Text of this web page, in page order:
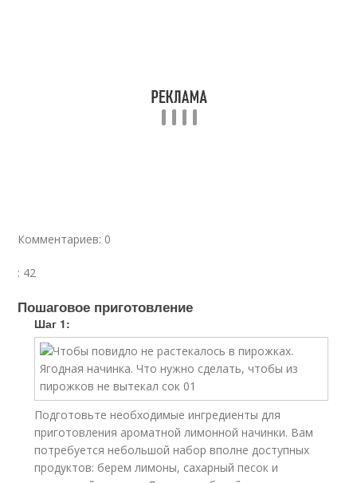
Комментариев: 0
: 42
Пошаговое приготовление
Шаг 1:
Подготовьте необходимые ингредиенты для
приготовления ароматной лимонной начинки. Вам
потребуется небольшой набор вполне доступных
продуктов: берем лимоны, сахарный песок и